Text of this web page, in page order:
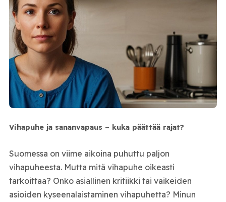
Vihapuhe ja sananvapaus – kuka päättää rajat?
Suomessa on viime aikoina puhuttu paljon
vihapuheesta. Mutta mitä vihapuhe oikeasti
tarkoittaa? Onko asiallinen kritiikki tai vaikeiden
asioiden kyseenalaistaminen vihapuhetta? Minun